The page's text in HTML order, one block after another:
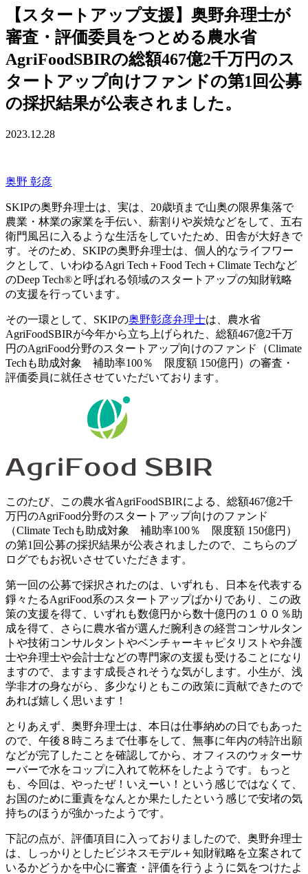
【スタートアップ支援】奥野弁理士が
審査・評価委員をつとめる農水省
AgriFoodSBIRの総額467億2千万円のス
タートアップ向けファンドの第1回公募
の採択結果が公表されました。
2023.12.28
奥野 彰彦
SKIPの奥野弁理士は、実は、20歳頃まで山奥の限界集落で
農業・林業の家業を手伝い、薪割りや炭焼などをして、五右
衛門風呂に入るような生活をしていたため、田舎が大好きで
す。そのため、SKIPの奥野弁理士は、個人的なライフワー
クとして、いわゆるAgri Tech＋Food Tech＋Climate Techなど
のDeep Tech®と呼ばれる領域のスタートアップの知財戦略
の支援を行っています。
その一環として、SKIPの奥野彰彦弁理士は、農水省
AgriFoodSBIRが今年から立ち上げられた、総額467億2千万
円のAgriFood分野のスタートアップ向けのファンド（Climate
Techも助成対象 補助率100％ 限度額 150億円）の審査・
評価委員に就任させていただいております。
このたび、この農水省AgriFoodSBIRによる、総額467億2千
万円のAgriFood分野のスタートアップ向けのファンド
（Climate Techも助成対象 補助率100％ 限度額 150億円）
の第1回公募の採択結果が公表されましたので、こちらのブ
ログでもお祝いさせていただきます。
第一回の公募で採択されたのは、いずれも、日本を代表する
錚々たるAgriFood系のスタートアップばかりであり、この政
策の支援を得て、いずれも数億円から数十億円の１００％助
成を得て、さらに農水省が選んだ腕利きの経営コンサルタン
トや技術コンサルタントやベンチャーキャピタリストや弁護
士や弁理士や会計士などの専門家の支援も受けることになり
ますので、ますます成長されそうな気がします。小生が、浅
学非才の身ながら、多少なりともこの政策に貢献できたので
あれば嬉しく思います！
とりあえず、奥野弁理士は、本日は仕事納めの日でもあった
ので、午後８時ころまで仕事をして、無事に年内の特許出願
などが完了したことを確認してから、オフィスのウォターサ
ーバーで水をコップに入れて乾杯をしたようです。もっと
も、今回は、やったぜ！いえーい！という感じではなくて、
お国のために重責をなんとか果たしたという感じで安堵の気
持ちのほうが強かったようです。
下記の点が、評価項目に入っておりましたので、奥野弁理士
は、しっかりとしたビジネスモデル＋知財戦略を立案されて
いるかどうかを中心に審査・評価を行うように気をつけたよ